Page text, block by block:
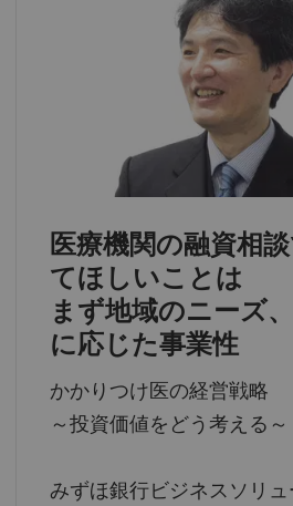
医療機関の融資相
てほしいことは
まず地域のニーズ
に応じた事業性
かかりつけ医の経営戦略
～投資価値をどう考える～
みずほ銀行ビジネスソリ